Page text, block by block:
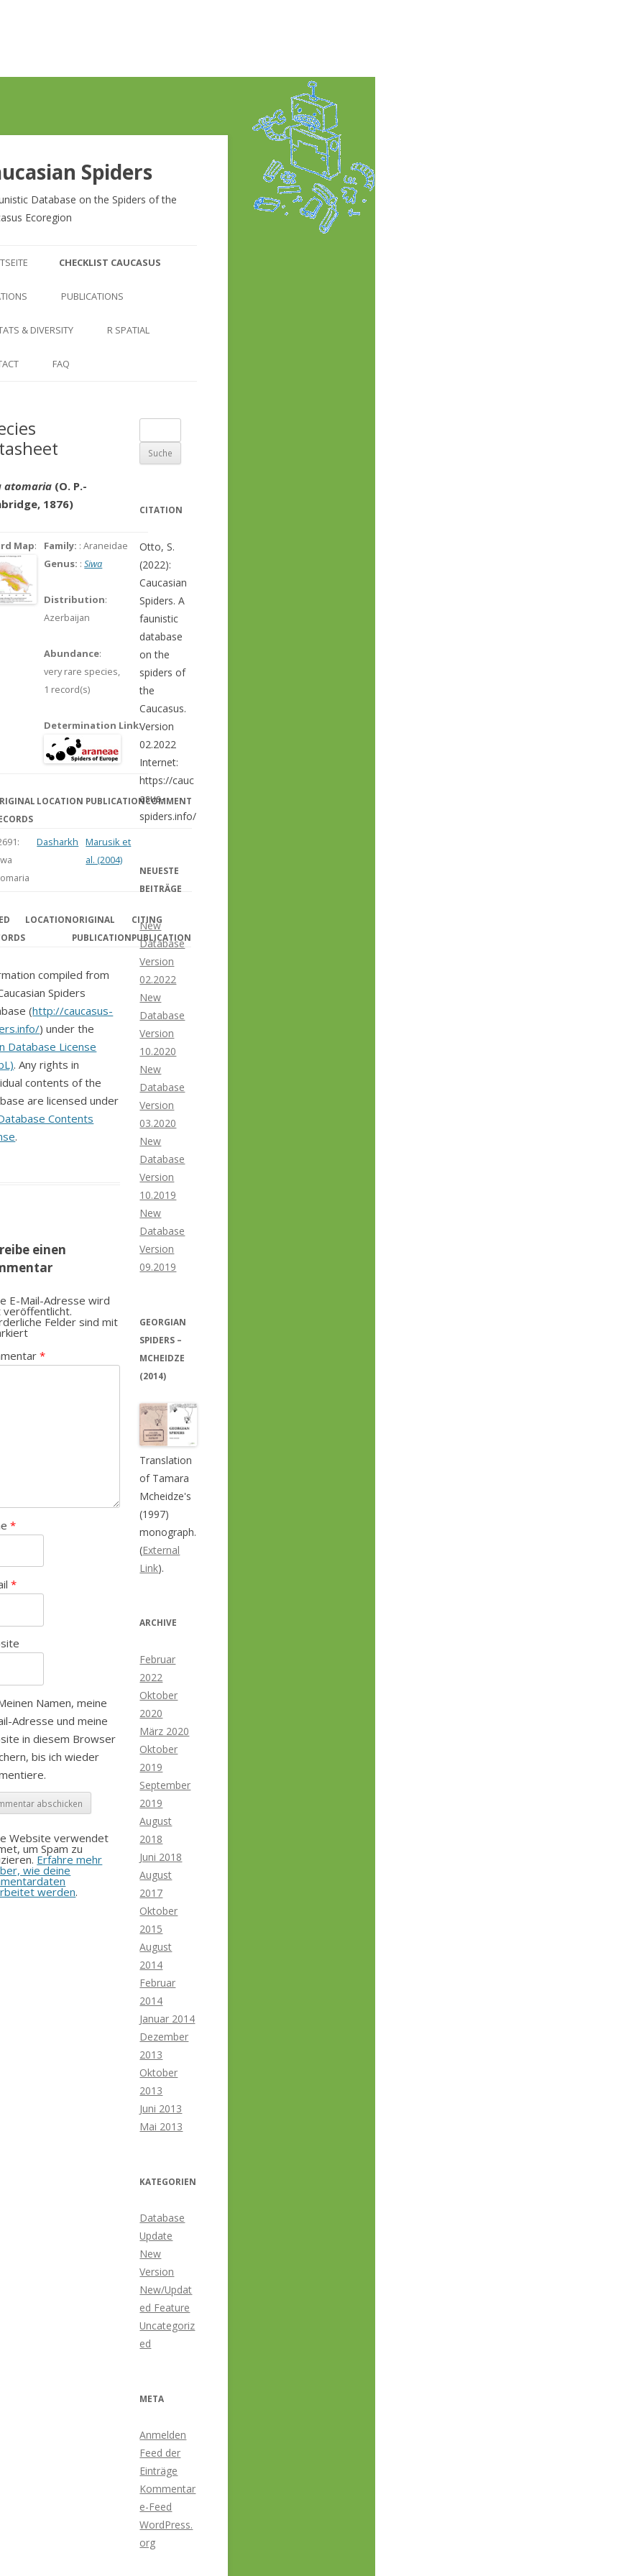
Spiders
Database on the Spiders of the
Ecoregion
Inhalt
CHECKLIST CAUCASUS
CHECKLIST CAUCASUS
COUNTRY AND REGION
LOCATION
PUBLICATIONS
LINKS
& DIVERSITY
DIVERSITY PATTERNS
R SPATIAL
RASTER BASICS 3 – AREA
FAQ
atomaria (O. P.-
1876)
Map: Family: : Araneidae
Genus: :Siwa
Distribution:
Azerbaijan
Abundance:
very rare species,
1 record(s)
Determination Link:
LOCATION PUBLICATIONCOMMENT
Dasharkh
Marusik et
al. (2004)
LOCATIONORIGINAL
PUBLICATION
CITING
PUBLICATION
compiled from
Spiders
(http://caucasus-
) under the
Database License
. Any rights in
contents of the
are licensed under
Contents
.
einen
E-Mail-Adresse wird
veröffentlicht.
Felder sind mit
*
*
*
Namen, meine
Adresse und meine
in diesem Browser
bis ich wieder
Website verwendet
um Spam zu
Erfahre mehr
wie deine
werden.
nach:
CITATION
Otto, S.
(2022):
Caucasian
Spiders. A
faunistic
database
on the
spiders of
the
Caucasus.
Version
02.2022
Internet:
https://cauc
asus-
spiders.info/
NEUESTE
BEITRÄGE
New
Database
Version
02.2022
New
Database
Version
10.2020
New
Database
Version
03.2020
New
Database
Version
10.2019
New
Database
Version
09.2019
GEORGIAN
SPIDERS –
MCHEIDZE
(2014)
Translation
of Tamara
Mcheidze's
(1997)
monograph.
(External
Link).
ARCHIVE
Februar
2022
Oktober
2020
März 2020
Oktober
2019
September
2019
August
2018
Juni 2018
August
2017
Oktober
2015
August
2014
Februar
2014
Januar 2014
Dezember
2013
Oktober
2013
Juni 2013
Mai 2013
KATEGORIEN
Database
Update
New
Version
New/Updat
ed Feature
Uncategoriz
ed
META
Anmelden
Feed der
Einträge
Kommentar
e-Feed
WordPress.
org